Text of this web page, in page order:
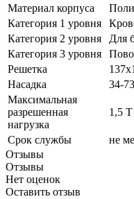
Материал корпуса
Категория 1 уровня
Категория 2 уровня
Для
Категория 3 уровня
Решетка
Насадка
34-
Максимальная
разрешенная
нагрузка
1,5 Т
Срок службы
не
Отзывы
Отзывы
Нет оценок
Оставить отзыв